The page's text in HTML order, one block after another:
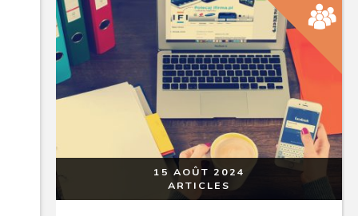
15 AOÛT 2024
ARTICLES